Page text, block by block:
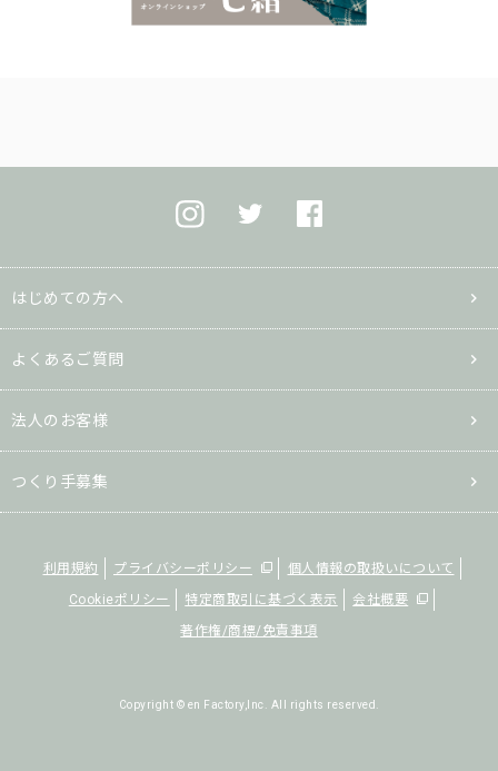
はじめての方へ
よくあるご質問
法人のお客様
つくり手募集
利用規約 プライバシーポリシー
個人情報の取扱いについて
Cookieポリシー
特定商取引に基づく表示
会社概要
著作権/商標/免責事項
Copyright © en Factory,Inc. All rights reserved.